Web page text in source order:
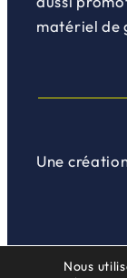
matériel de
Une
Nous